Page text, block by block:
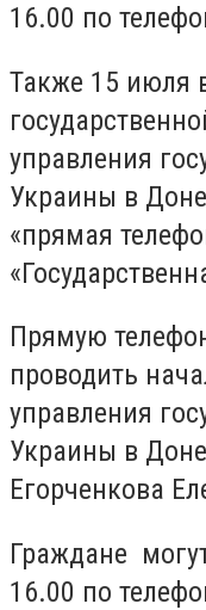
16.00 по
Также 15 июля
управления
Украины в
«прямая
Прямую
проводить
управления
Украины в
Егорченкова
Граждане
16.00 по